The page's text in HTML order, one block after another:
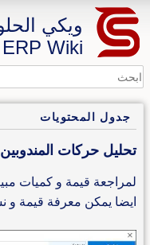
ويكي
Wiki
جدول المحتويات
تحليل حركات المندوبين
لمراجعة قيمة و كميات
ايضا يمكن معرفة قيمة